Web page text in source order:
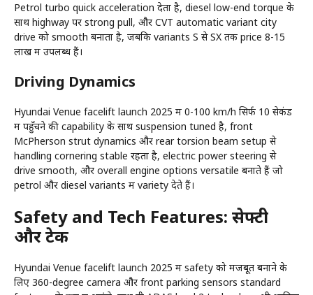
Petrol turbo quick acceleration देता है, diesel low-end torque के
साथ highway पर strong pull, और CVT automatic variant city
drive को smooth बनाता है, जबकि variants S से SX तक price 8-15
लाख में उपलब्ध हैं।
Driving Dynamics
Hyundai Venue facelift launch 2025 में 0-100 km/h सिर्फ 10 सेकंड
में पहुँचने की capability के साथ suspension tuned है, front
McPherson strut dynamics और rear torsion beam setup से
handling cornering stable रहता है, electric power steering से
drive smooth, और overall engine options versatile बनाते हैं जो
petrol और diesel variants में variety देते हैं।
Safety and Tech Features: सेफ्टी
और टेक
Hyundai Venue facelift launch 2025 में safety को मजबूत बनाने के
लिए 360-degree camera और front parking sensors standard